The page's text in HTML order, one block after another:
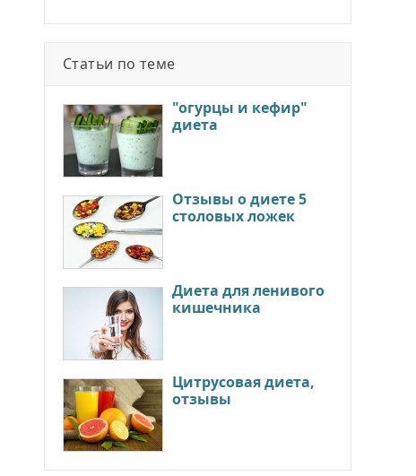
Статьи по теме
"огурцы и кефир"
диета
Отзывы о диете 5
столовых ложек
Диета для ленивого
кишечника
Цитрусовая диета,
отзывы